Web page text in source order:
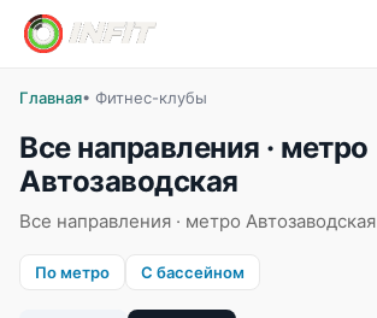
Главная• Фитнес-клубы
Все направления · метро
Автозаводская
Все направления · метро Автозаводская
По метро С бассейном